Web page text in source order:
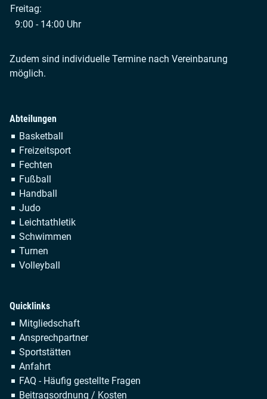
Freitag:
9:00 - 14:00 Uhr
Zudem sind individuelle Termine nach Vereinbarung
möglich.
Abteilungen
Navigation
überspringen
Basketball
Freizeitsport
Fechten
Fußball
Handball
Judo
Leichtathletik
Schwimmen
Turnen
Volleyball
Quicklinks
Navigation
überspringen
Mitgliedschaft
Ansprechpartner
Sportstätten
Anfahrt
FAQ - Häufig gestellte Fragen
Beitragsordnung / Kosten